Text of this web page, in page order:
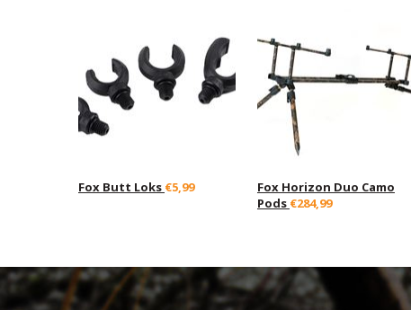
Fox Butt Loks €5,99
Fox Horizon Duo Camo
Pods €284,99